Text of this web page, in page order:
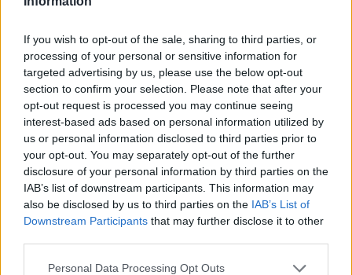
If you wish to opt-out of the sale, sharing to third parties, or
processing of your personal or sensitive information for
targeted advertising by us, please use the below opt-out
section to confirm your selection. Please note that after your
opt-out request is processed you may continue seeing
interest-based ads based on personal information utilized by
us or personal information disclosed to third parties prior to
your opt-out. You may separately opt-out of the further
disclosure of your personal information by third parties on the
IAB’s list of downstream participants. This information may
also be disclosed by us to third parties on the IAB’s List of
Downstream Participants that may further disclose it to other
Personal Data Processing Opt Outs
Créditos – ‘Super agente Hitpig’
Título original:
Hitpig!
Cinzia Angelini, David Feiss
Guion: David Rosenbaum, Tyler Werrin
Voces originales:
Jason Sudeikis, Lilly Singh, Rainn
Wilson, Andy Serkis, Lorraine Ashbourne, Shelby
Young, RuPaul, Anitta, Charlie Adler, Hannah
Gadsby, Flavor Flav y Dave Rosenbaum
Isabella Summers
Fotografía / Animación:Olaf Skjenna
Distribución:Cinemaran